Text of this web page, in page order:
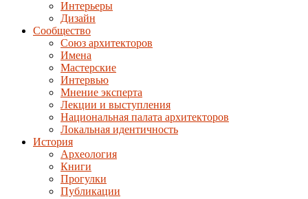
Интерьеры
Дизайн
Сообщество
Союз архитекторов
Имена
Мастерские
Интервью
Мнение эксперта
Лекции и выступления
Национальная палата архитекторов
Локальная идентичность
История
Археология
Книги
Прогулки
Публикации